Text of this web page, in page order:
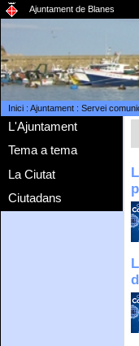
Ajuntament de Blanes
Inici: Ajuntament: Servei
L'Ajuntament
Tema a tema
La Ciutat
Ciutadans